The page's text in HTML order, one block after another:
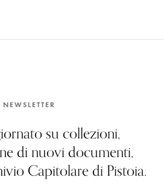
NEWSLETTER
su collezioni,
di nuovi documenti,
Capitolare di Pistoia.